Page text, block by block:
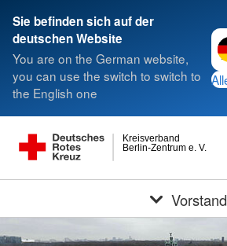
Sie befinden sich auf der
deutschen Website
You are on the German website,
you can use the switch to switch to
the English one
Berlin-Zentrum e. V.
Kreisverband
Vorstand